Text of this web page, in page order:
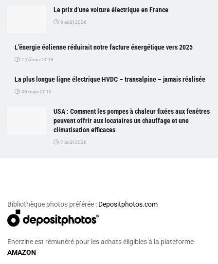
Le prix d’une voiture électrique en France
6 août 2026
L’énergie éolienne réduirait notre facture énergétique vers 2025
14 février 2013
La plus longue ligne électrique HVDC – transalpine – jamais réalisée
30 mars 2015
USA : Comment les pompes à chaleur fixées aux fenêtres
peuvent offrir aux locataires un chauffage et une
climatisation efficaces
7 août 2026
Bibliothèque photos préférée : Depositphotos.com
Enerzine est rémunéré pour les achats éligibles à la plateforme
AMAZON